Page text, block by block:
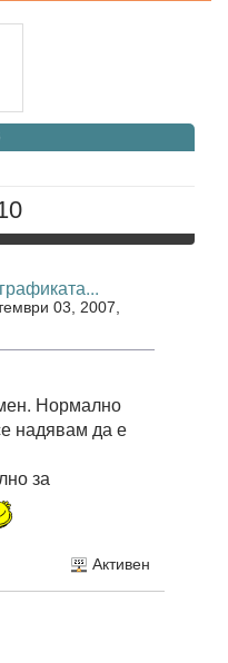
03, 2007,
Нормално
надявам да е
за
Активен